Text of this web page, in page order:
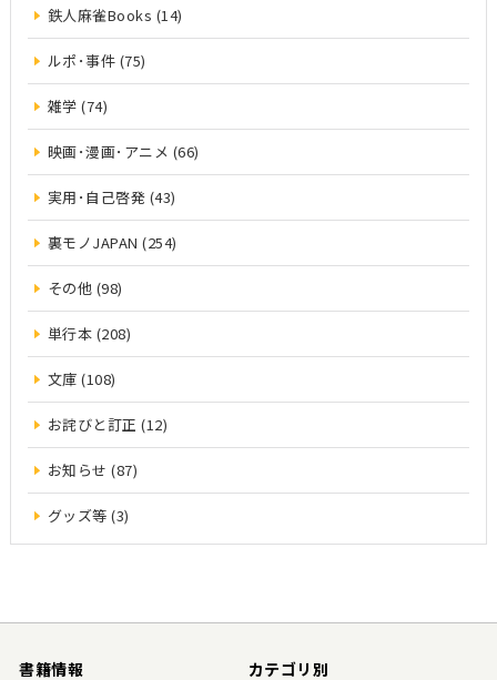
鉄人麻雀Books (14)
ルポ･事件 (75)
雑学 (74)
映画･漫画･アニメ (66)
実用･自己啓発 (43)
裏モノJAPAN (254)
その他 (98)
単行本 (208)
文庫 (108)
お詫びと訂正 (12)
お知らせ (87)
グッズ等 (3)
書籍情報 カテゴリ別